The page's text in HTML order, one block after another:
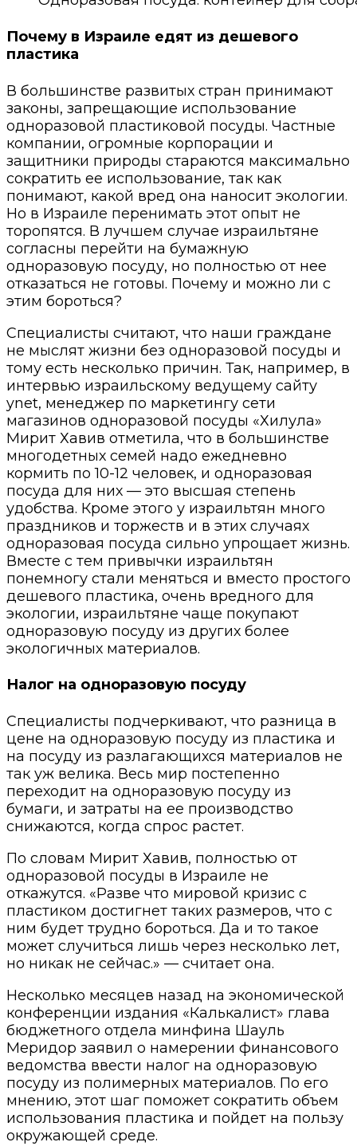
Почему в Израиле едят из дешевого
пластика
В большинстве развитых стран принимают
законы, запрещающие использование
одноразовой пластиковой посуды. Частные
компании, огромные корпорации и
защитники природы стараются максимально
сократить ее использование, так как
понимают, какой вред она наносит экологии.
Но в Израиле перенимать этот опыт не
торопятся. В лучшем случае израильтяне
согласны перейти на бумажную
одноразовую посуду, но полностью от нее
отказаться не готовы. Почему и можно ли с
этим бороться?
Специалисты считают, что наши граждане
не мыслят жизни без одноразовой посуды и
тому есть несколько причин. Так, например, в
интервью израильскому ведущему сайту
ynet, менеджер по маркетингу сети
магазинов одноразовой посуды «Хилула»
Мирит Хавив отметила, что в большинстве
многодетных семей надо ежедневно
кормить по 10-12 человек, и одноразовая
посуда для них — это высшая степень
удобства. Кроме этого у израильтян много
праздников и торжеств и в этих случаях
одноразовая посуда сильно упрощает жизнь.
Вместе с тем привычки израильтян
понемногу стали меняться и вместо простого
дешевого пластика, очень вредного для
экологии, израильтяне чаще покупают
одноразовую посуду из других более
экологичных материалов.
Налог на одноразовую посуду
Специалисты подчеркивают, что разница в
цене на одноразовую посуду из пластика и
на посуду из разлагающихся материалов не
так уж велика. Весь мир постепенно
переходит на одноразовую посуду из
бумаги, и затраты на ее производство
снижаются, когда спрос растет.
По словам Мирит Хавив, полностью от
одноразовой посуды в Израиле не
откажутся. «Разве что мировой кризис с
пластиком достигнет таких размеров, что с
ним будет трудно бороться. Да и то такое
может случиться лишь через несколько лет,
но никак не сейчас.» — считает она.
Несколько месяцев назад на экономической
конференции издания «Калькалист» глава
бюджетного отдела минфина Шауль
Меридор заявил о намерении финансового
ведомства ввести налог на одноразовую
посуду из полимерных материалов. По его
мнению, этот шаг поможет сократить объем
использования пластика и пойдет на пользу
окружающей среде.